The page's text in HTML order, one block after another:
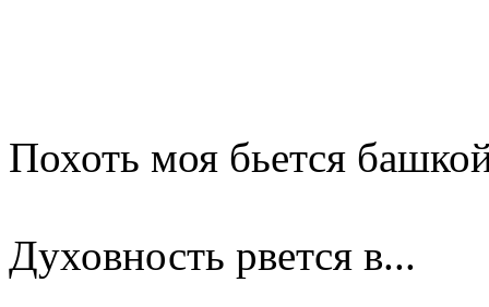
Похоть моя бьется
Духовность рвется в...